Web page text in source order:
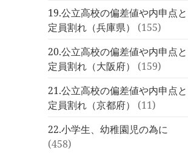
19.公立高校の偏差値や内申点と
定員割れ（兵庫県）
(155)
20.公立高校の偏差値や内申点と
定員割れ（大阪府）
(159)
21.公立高校の偏差値や内申点と
定員割れ（京都府）
(11)
22.小学生、幼稚園児の為に
(458)